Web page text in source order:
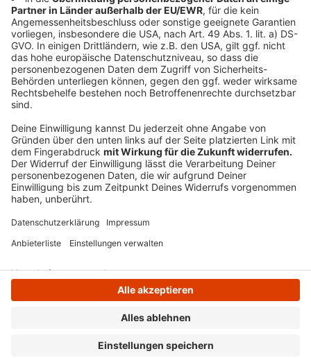
Anzeige
Wie der Betreiber des Hauses auf Radio Ennepe Ruhr-
Anfrage mitteilt, bleibt das Center mindestens am
Dienstag geschlossen. Aktuell laufe die
Schadenaufnahme.
Anzeige
Anzeige